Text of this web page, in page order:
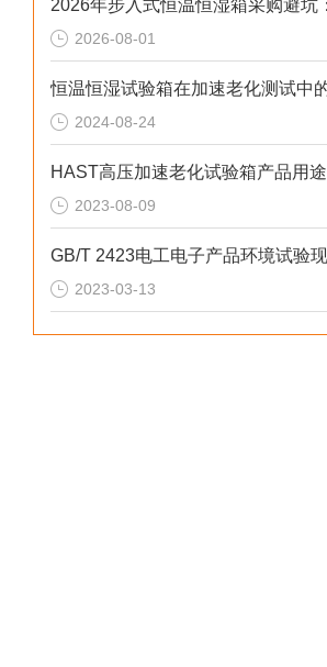
2026-08-01
2024-08-24
HAST高压加速老化试验箱产品用途
2023-08-09
2023-03-13